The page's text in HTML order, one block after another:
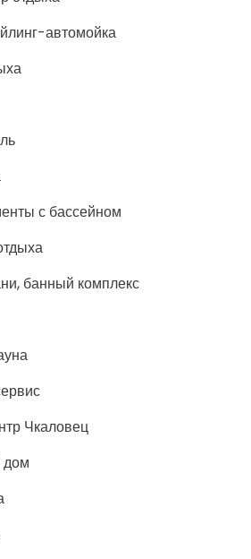
автомойка
с бассейном
банный комплекс
Чкаловец
дом